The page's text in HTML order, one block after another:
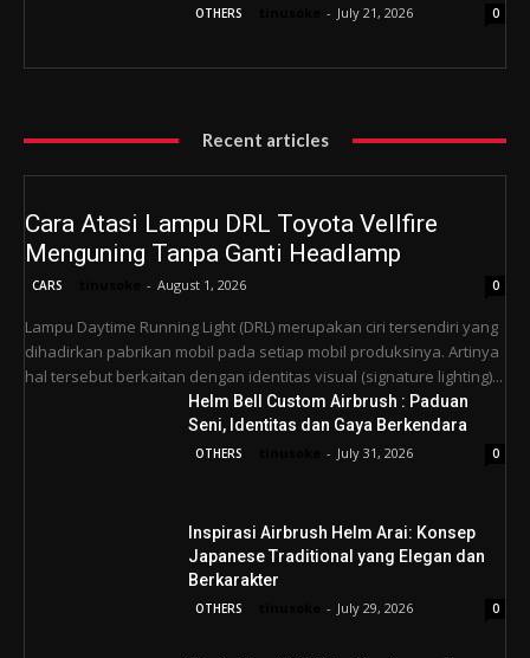
OTHERS - July 21, 2026 0
Recent articles
Cara Atasi Lampu DRL Toyota Vellfire
Menguning Tanpa Ganti Headlamp
CARS - August 1, 2026 0
Lampu Daytime Running Light (DRL) merupakan ciri tersendiri yang
dihadirkan pabrikan mobil pada setiap mobil produksinya. Artinya
hal tersebut berkaitan dengan identitas visual (signature lighting)...
Helm Bell Custom Airbrush : Paduan
Seni, Identitas dan Gaya Berkendara
OTHERS - July 31, 2026 0
Inspirasi Airbrush Helm Arai: Konsep
Japanese Traditional yang Elegan dan
Berkarakter
OTHERS - July 29, 2026 0